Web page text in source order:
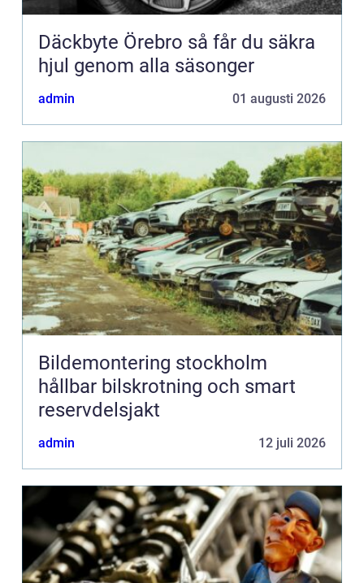
Däckbyte Örebro så får du säkra
hjul genom alla säsonger
admin 01 augusti 2026
Bildemontering stockholm
hållbar bilskrotning och smart
reservdelsjakt
admin 12 juli 2026